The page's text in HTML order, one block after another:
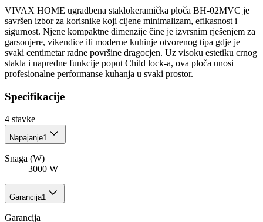
VIVAX HOME ugradbena staklokeramička ploča BH-02MVC je
savršen izbor za korisnike koji cijene minimalizam, efikasnost i
sigurnost. Njene kompaktne dimenzije čine je izvrsnim rješenjem za
garsonjere, vikendice ili moderne kuhinje otvorenog tipa gdje je
svaki centimetar radne površine dragocjen. Uz visoku estetiku crnog
stakla i napredne funkcije poput Child lock-a, ova ploča unosi
profesionalne performanse kuhanja u svaki prostor.
Specifikacije
4 stavke
Napajanje1
Snaga (W)
3000 W
Garancija1
Garancija